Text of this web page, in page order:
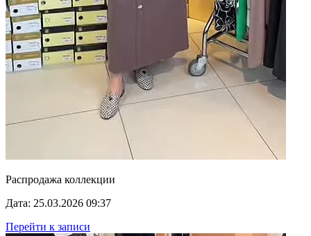
Распродажа коллекции
Дата: 25.03.2026 09:37
Перейти к записи